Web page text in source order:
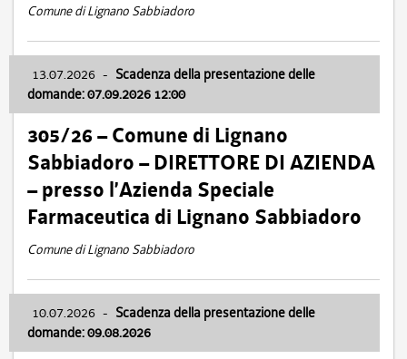
Comune di Lignano Sabbiadoro
13.07.2026 - Scadenza della presentazione delle
domande: 07.09.2026 12:00
305/26 – Comune di Lignano
Sabbiadoro – DIRETTORE DI AZIENDA
– presso l’Azienda Speciale
Farmaceutica di Lignano Sabbiadoro
Comune di Lignano Sabbiadoro
10.07.2026 - Scadenza della presentazione delle
domande: 09.08.2026